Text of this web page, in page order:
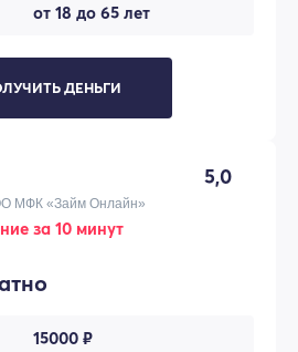
от 18 до 65 лет
ДЕНЬГИ
5,0
МФК «Займ Онлайн»
за 10 минут
15000 ₽